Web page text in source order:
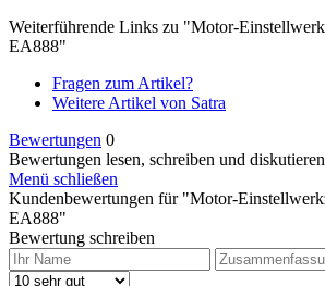
Weiterführende Links zu "Motor-
EA888"
Fragen zum Artikel?
Weitere Artikel von Satra
Bewertungen 0
Bewertungen lesen, schreiben und
Menü schließen
Kundenbewertungen für "Motor-
EA888"
Bewertung schreiben